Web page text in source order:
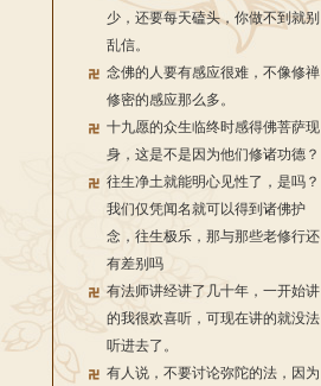
少，还要每天磕头，你做不到就别
乱信。
念佛的人要有感应很难，不像修禅
修密的感应那么多。
十九愿的众生临终时感得佛菩萨现
身，这是不是因为他们修诸功德？
往生净土就能明心见性了，是吗？
我们仅凭闻名就可以得到诸佛护
念，往生极乐，那与那些老修行还
有差别吗
有法师讲经讲了几十年，一开始讲
的我很欢喜听，可现在讲的就没法
听进去了。
有人说，不要讨论弥陀的法，因为